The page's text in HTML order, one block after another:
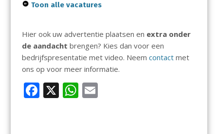
Toon alle vacatures
Hier ook uw advertentie plaatsen en extra onder
de aandacht brengen? Kies dan voor een
bedrijfspresentatie met video. Neem contactmet
ons op voor meer informatie.
F X W E